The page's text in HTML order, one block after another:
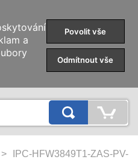
>
IPC-HFW3849T1-ZAS-PV-
a
Povolit vše
Odmítnout vše